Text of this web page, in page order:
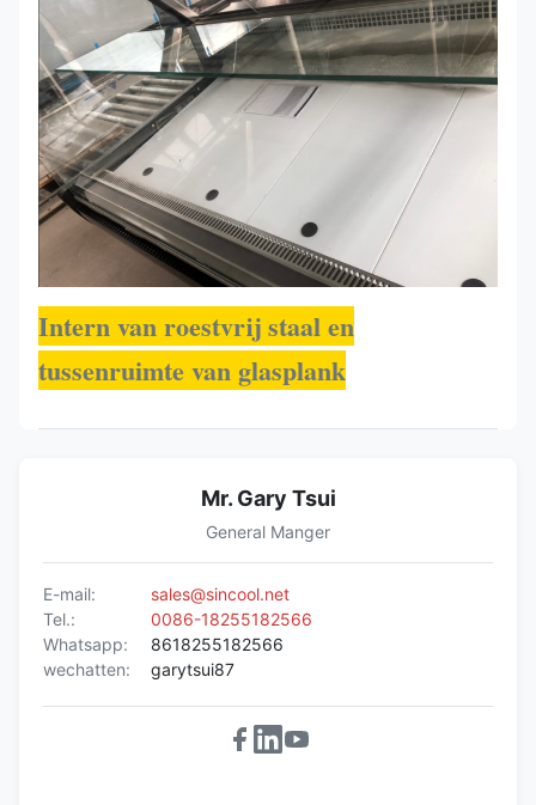
Intern van roestvrij staal en
tussenruimte van glasplank
Mr. Gary Tsui
General Manger
E-mail:
sales@sincool.net
Tel.:
0086-18255182566
Whatsapp:
8618255182566
wechatten:
garytsui87